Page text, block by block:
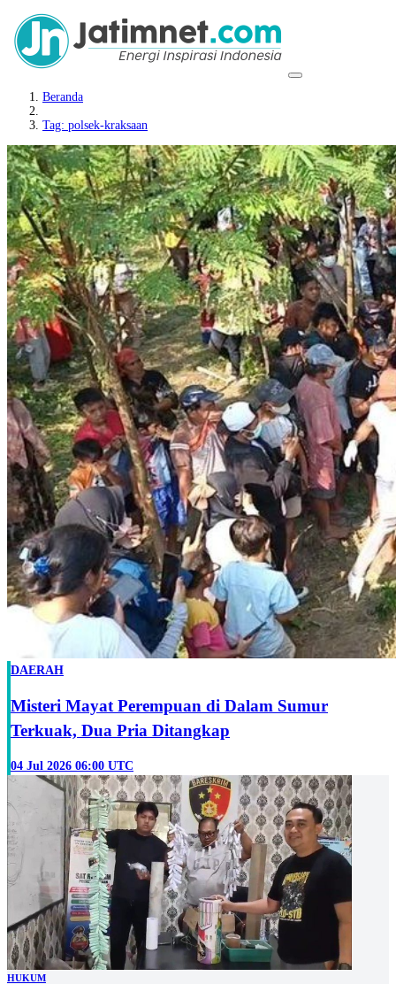
Beranda
Tag: polsek-kraksaan
DAERAH
Misteri Mayat Perempuan di Dalam Sumur
Terkuak, Dua Pria Ditangkap
04 Jul 2026 06:00 UTC
HUKUM